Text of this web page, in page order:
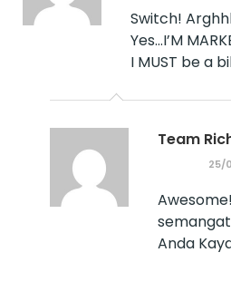
Switch!
Yes…I’M
I MUST be a
Team
25/
Anda